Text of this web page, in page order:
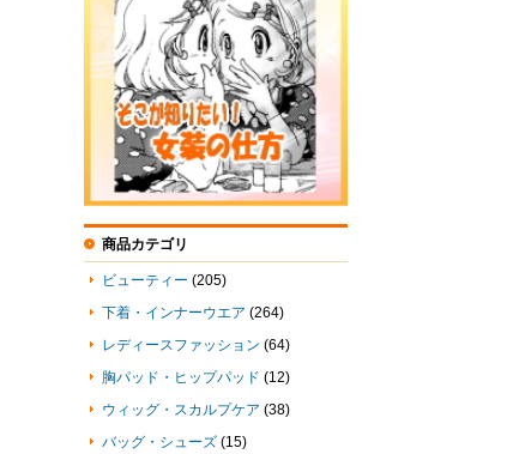
商品カテゴリ
ビューティー (205)
下着・インナーウエア (264)
レディースファッション (64)
胸パッド・ヒップパッド (12)
ウィッグ・スカルプケア (38)
バッグ・シューズ (15)